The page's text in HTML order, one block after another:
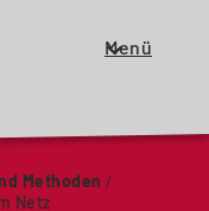
Menü
schließe
Menü
Methoden
Netz